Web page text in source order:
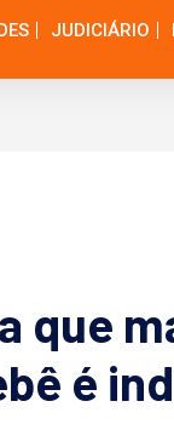
JUDICIÁRIO
que
é